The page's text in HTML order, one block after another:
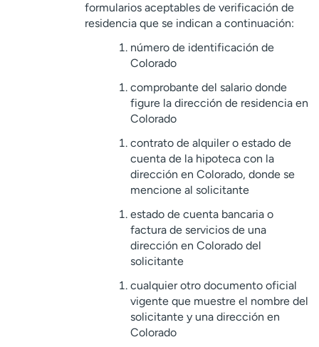
formularios aceptables de verificación de
residencia que se indican a continuación:
número de identificación de
Colorado
comprobante del salario donde
figure la dirección de residencia en
Colorado
contrato de alquiler o estado de
cuenta de la hipoteca con la
dirección en Colorado, donde se
mencione al solicitante
estado de cuenta bancaria o
factura de servicios de una
dirección en Colorado del
solicitante
cualquier otro documento oficial
vigente que muestre el nombre del
solicitante y una dirección en
Colorado